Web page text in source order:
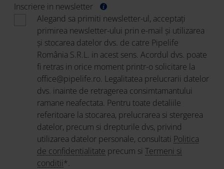
Inscriere in newsletter
Alegand sa primiti newsletter-ul, acceptați
primirea newsletter-ului prin e-mail și utilizarea
și stocarea datelor dvs. de catre Pipelife
România S.R.L. in acest sens. Acordul dvs. poate
fi retras in orice moment printr-o solicitare la
office@pipelife.ro. Legalitatea prelucrarii datelor
dvs. inainte de retragerea consimtamantului
ramane neafectata. Pentru toate detaliile
referitoare la stocarea, prelucrarea si stergerea
datelor, precum si drepturile dvs, privind
utilizarea datelor personale, consultati Politica
de confidentialitate precum si Termeni si
conditii*.